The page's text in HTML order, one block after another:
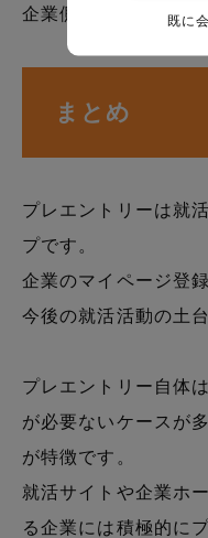
企業側も積極的な学
まとめ
プレエントリーは就
プです。
企業のマイページ登
今後の就活活動の土
プレエントリー自体
が必要ないケースが
が特徴です。
就活サイトや企業ホ
る企業には積極的に
既に